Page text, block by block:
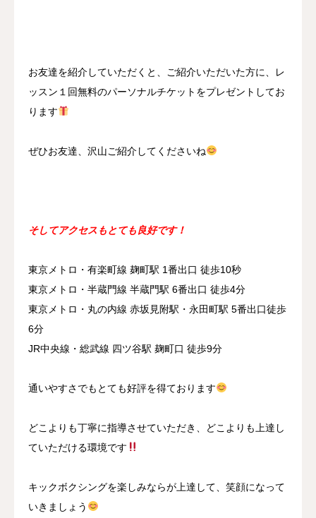
お友達を紹介していただくと、ご紹介いただいた方に、レ
ッスン１回無料のパーソナルチケットをプレゼントしてお
ります
ぜひお友達、沢山ご紹介してくださいね
そしてアクセスもとても良好です！
東京メトロ・有楽町線 麹町駅 1番出口 徒歩10秒
東京メトロ・半蔵門線 半蔵門駅 6番出口 徒歩4分
東京メトロ・丸の内線 赤坂見附駅・永田町駅 5番出口徒歩
6分
JR中央線・総武線 四ツ谷駅 麹町口 徒歩9分
通いやすさでもとても好評を得ております
どこよりも丁寧に指導させていただき、どこよりも上達し
ていただける環境です
キックボクシングを楽しみならが上達して、笑顔になって
いきましょう